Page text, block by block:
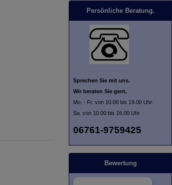
Persönliche Beratung.
Sprechen Sie mit uns.
Wir beraten Sie gern.
Mo. - Fr. von 10.00 bis 19.00 Uhr.
Sa. von 10.00 bis 16.00 Uhr
06761-9759425
Bewertung